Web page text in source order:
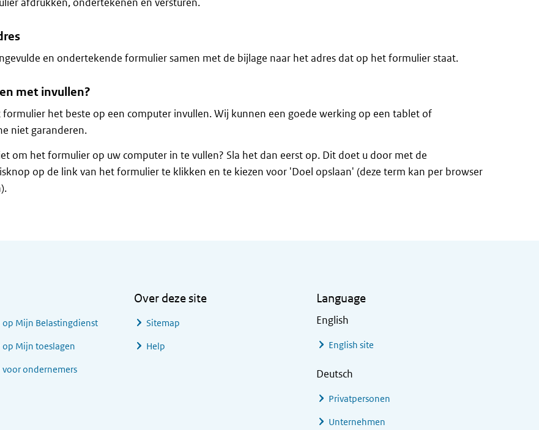
en ondertekende formulier samen met de bijlage naar het adres dat op het formulier staat.
met invullen?
het beste op een computer invullen. Wij kunnen een goede werking op een tablet of
niet garanderen.
om het formulier op uw computer in te vullen? Sla het dan eerst op. Dit doet u door met de
op de link van het formulier te klikken en te kiezen voor 'Doel opslaan' (deze term kan per browser
op Mijn Belastingdienst
op Mijn toeslagen
voor ondernemers
Over deze site
Sitemap
Help
Language
English
English site
Deutsch
Privatpersonen
Unternehmen